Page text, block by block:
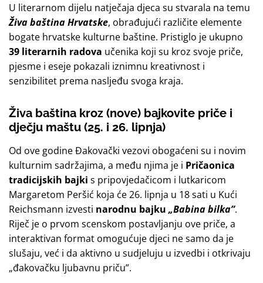
U literarnom dijelu natječaja djeca su stvarala na temu
Živa baština Hrvatske, obrađujući različite elemente
bogate hrvatske kulturne baštine. Pristiglo je ukupno
39 literarnih radova učenika koji su kroz svoje priče,
pjesme i eseje pokazali iznimnu kreativnost i
senzibilitet prema nasljeđu svoga kraja.
Živa baština kroz (nove) bajkovite priče i
dječju maštu (25. i 26. lipnja)
Od ove godine Đakovački vezovi obogaćeni su i novim
kulturnim sadržajima, a među njima je i Pričaonica
tradicijskih bajki s pripovjedačicom i lutkaricom
Margaretom Peršić koja će 26. lipnja u 18 sati u Kući
Reichsmann izvesti narodnu bajku „Babina bilka”.
Riječ je o prvom scenskom postavljanju ove priče, a
interaktivan format omogućuje djeci ne samo da je
slušaju, već i da aktivno u sudjeluju u izvedbi i otkrivaju
„đakovačku ljubavnu priču”.